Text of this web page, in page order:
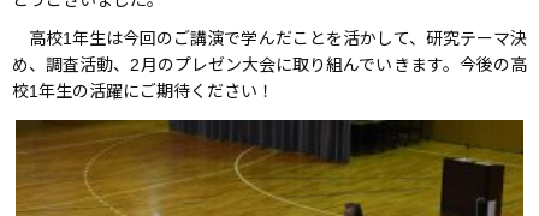
高校1年生は今回のご講演で学んだことを活かして、研究テーマ決
め、調査活動、2月のプレゼン大会に取り組んでいきます。今後の高
校1年生の活躍にご期待ください！